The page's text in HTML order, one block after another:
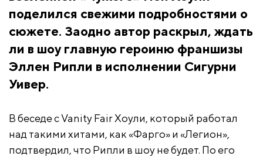
поделился свежими подробностями о
сюжете. Заодно автор раскрыл, ждать
ли в шоу главную героиню франшизы
Эллен Рипли в исполнении Сигурни
Уивер.
В беседе с Vanity Fair Хоули, который работал
над такими хитами, как «Фарго» и «Легион»,
подтвердил, что Рипли в шоу не будет. По его